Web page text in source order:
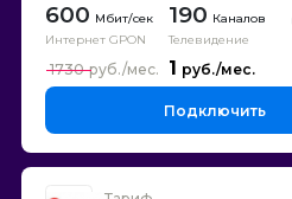
600
Интернет GPON
190 Каналов
Телевидение
1
1730
Подключить